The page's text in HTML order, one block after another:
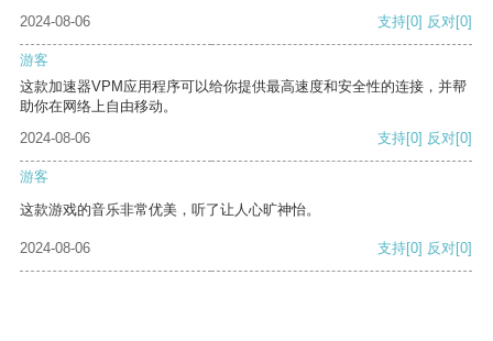
2024-08-06
支持[0] 反对[0]
游客
这款加速器VPM应用程序可以给你提供最高速度和安全性的连接，并帮
助你在网络上自由移动。
2024-08-06
支持[0] 反对[0]
游客
这款游戏的音乐非常优美，听了让人心旷神怡。
2024-08-06 支持[0] 反对[0]